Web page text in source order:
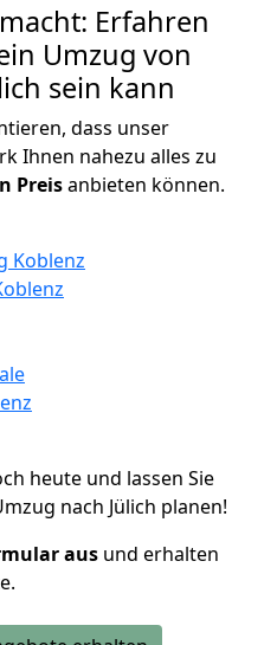
Erfahren
Umzug von
sein kann
dass unser
Ihnen nahezu alles zu
Preisanbieten können.
Koblenz
heute und lassen Sie
nach Jülich planen!
aus und erhalten